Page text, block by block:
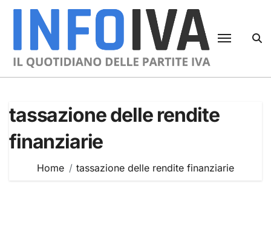
Skip
tassazione delle rendite
finanziarie
Home tassazione delle rendite finanziarie